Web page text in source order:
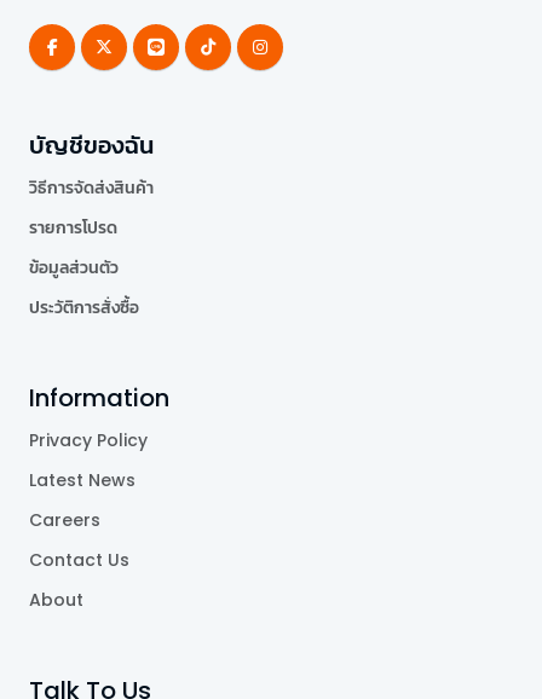
บัญชีของฉัน
วิธีการจัดส่งสินค้า
รายการโปรด
ข้อมูลส่วนตัว
ประวัติการสั่งซื้อ
Information
Privacy Policy
Latest News
Careers
Contact Us
About
Talk To Us